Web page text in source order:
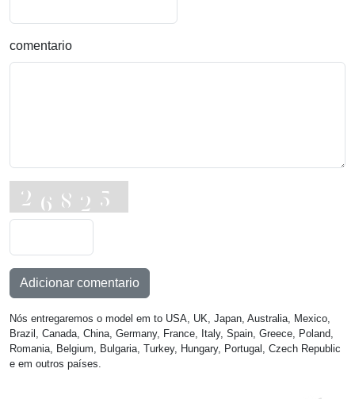
comentario
Adicionar comentario
Nós entregaremos o model em to USA, UK, Japan, Australia, Mexico,
Brazil, Canada, China, Germany, France, Italy, Spain, Greece, Poland,
Romania, Belgium, Bulgaria, Turkey, Hungary, Portugal, Czech Republic
e em outros países.